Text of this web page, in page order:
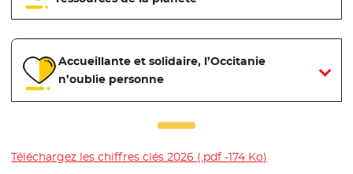
Accueillante et solidaire, l’Occitanie
n’oublie personne
Téléchargez les chiffres clés 2026 (.pdf -174 Ko)